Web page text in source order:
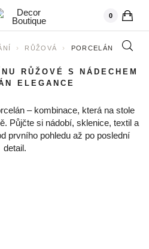
0kusů
› RŮŽOVÁ › PORCELÁN
RŮŽOVÉ S NÁDECHEM
ELEGANCE
– kombinace, která na stole
Půjčte si nádobí, sklenice, textil a
prvního pohledu až po poslední
detail.